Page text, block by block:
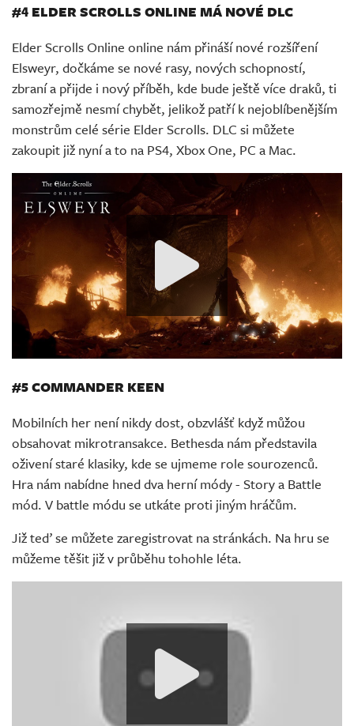
#4 ELDER SCROLLS ONLINE MÁ NOVÉ DLC
Elder Scrolls Online online nám přináší nové rozšíření
Elsweyr, dočkáme se nové rasy, nových schopností,
zbraní a přijde i nový příběh, kde bude ještě více draků, ti
samozřejmě nesmí chybět, jelikož patří k nejoblíbenějším
monstrům celé série Elder Scrolls. DLC si můžete
zakoupit již nyní a to na PS4, Xbox One, PC a Mac.
#5 COMMANDER KEEN
Mobilních her není nikdy dost, obzvlášť když můžou
obsahovat mikrotransakce. Bethesda nám představila
oživení staré klasiky, kde se ujmeme role sourozenců.
Hra nám nabídne hned dva herní módy - Story a Battle
mód. V battle módu se utkáte proti jiným hráčům.
Již teď se můžete zaregistrovat na stránkách. Na hru se
můžeme těšit již v průběhu tohohle léta.